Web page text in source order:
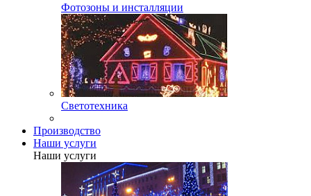
Фотозоны и инсталляции
Светотехника
Производство
Наши услуги
Наши услуги